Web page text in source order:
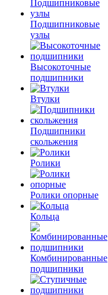
Подшипниковые
узлы
Высокоточные
подшипники
Втулки
Подшипники
скольжения
Ролики
Ролики опорные
Кольца
Комбинированные
подшипники